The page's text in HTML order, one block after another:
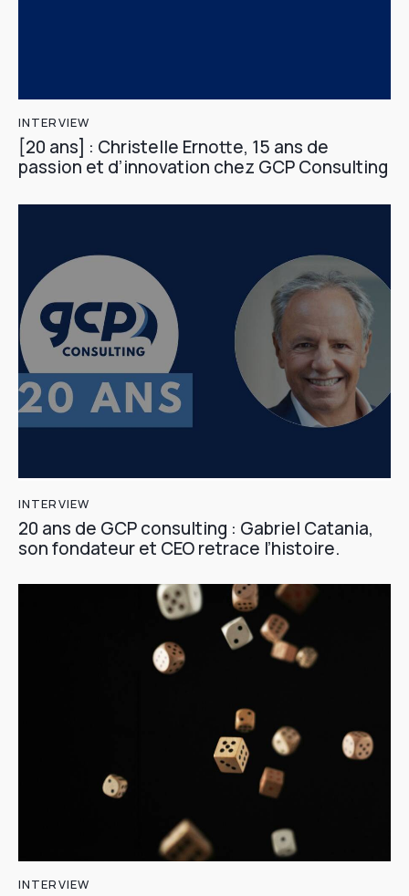
INTERVIEW
[20 ans] : Christelle Ernotte, 15 ans de
passion et d’innovation chez GCP Consulting
INTERVIEW
20 ans de GCP consulting : Gabriel Catania,
son fondateur et CEO retrace l’histoire.
INTERVIEW